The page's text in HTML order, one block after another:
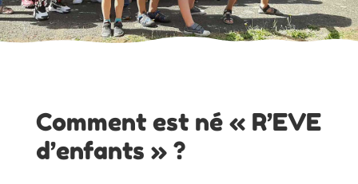
Comment est né « R’EVE
d’enfants » ?